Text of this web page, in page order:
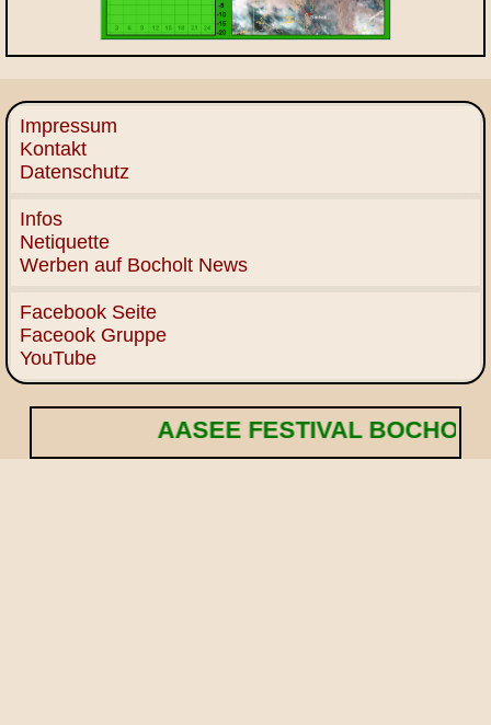
Impressum
Kontakt
Datenschutz
Infos
Netiquette
Werben auf Bocholt News
Facebook Seite
Faceook Gruppe
YouTube
AASEE FESTIVAL BOCHOLT! 🌟